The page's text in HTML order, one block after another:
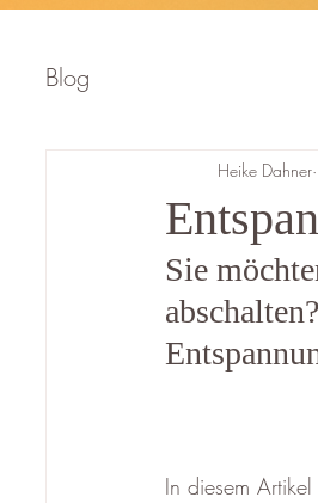
Blog
Heike Dahner
Sie
In diesem